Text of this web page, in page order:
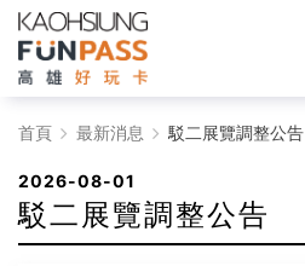
駁
二
展
首頁 最新消息 駁二展覽調整公告
2026-08-01
駁二展覽調整公告